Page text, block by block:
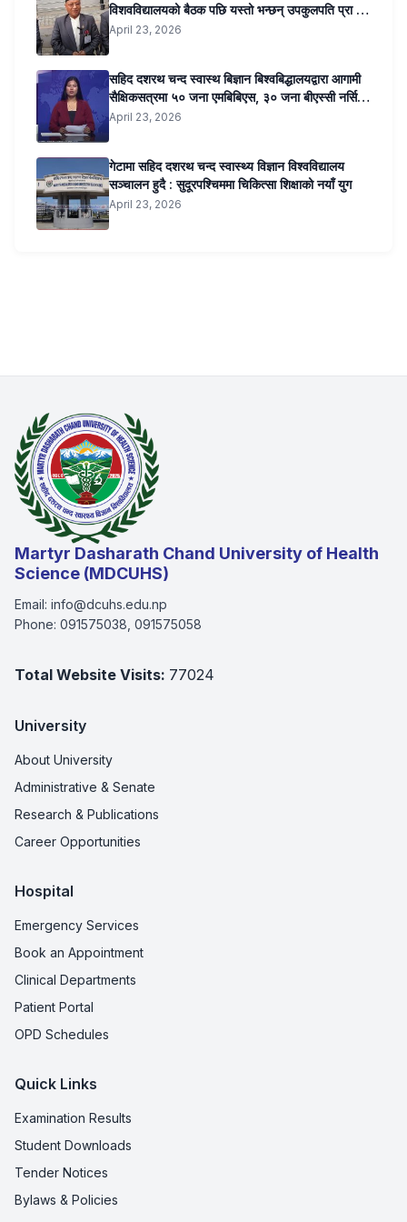
विशवविद्यालयको बैठक पछि यस्तो भन्छन् उपकुलपति प्रा डा
सुनिल कुमार जोशी …..
April 23, 2026
सहिद दशरथ चन्द स्वास्थ बिज्ञान बिश्वबिद्धालयद्वारा आगामी
सैक्षिकसत्रमा ५० जना एमबिबिएस, ३० जना बीएस्सी नर्सिङ,
२० जना बीएमएलटी र २० जना अप्टोमेट्रीतर्फ कोटा
April 23, 2026
गेटामा सहिद दशरथ चन्द स्वास्थ्य विज्ञान विश्वविद्यालय
सञ्चालन हुदै : सुदूरपश्चिममा चिकित्सा शिक्षाको नयाँ युग
April 23, 2026
Martyr Dasharath Chand University of Health
Science (MDCUHS)
Email: info@dcuhs.edu.np
Phone: 091575038, 091575058
Total Website Visits: 77024
University
About University
Administrative & Senate
Research & Publications
Career Opportunities
Hospital
Emergency Services
Book an Appointment
Clinical Departments
Patient Portal
OPD Schedules
Quick Links
Examination Results
Student Downloads
Tender Notices
Bylaws & Policies